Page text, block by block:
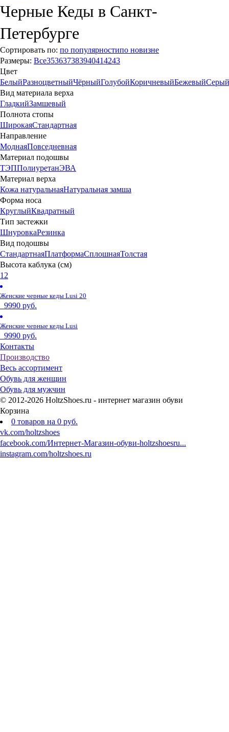
Черные Кеды в Санкт-
Петербурге
Сортировать по: по популярностипо новизне
Размеры: Все353637383940414243
Цвет
БелыйРазноцветныйЧёрныйГолубойКоричневыйБежевыйСерый
Вид материала верха
ГладкийЗамшевый
Полнота стопы
ШирокаяСтандартная
Направление
МоднаяПовседневная
Материал подошвы
ТЭППолиуретанЭВА
Материал верха
Кожа натуральнаяНатуральная замша
Форма носа
КруглыйКвадратный
Тип застежки
ШнуровкаРезинка
Вид подошвы
СтандартнаяПлатформаСплошнаяТолстая
Высота каблука (см)
1 2
Женские черные кеды Lusi 20
9990 руб.
Женские черные кеды Lusi
9990 руб.
Контакты
Производство
Весь ассортимент
Обувь для женщин
Обувь для мужчин
© 2012-2026 HoltzShoes.ru - интернет магазин обуви
Корзина
0 товаров на 0 руб.
vk.com/holtzshoes
facebook.com/Интернет-Магазин-обуви-holtzshoesru...
instagram.com/holtzshoes.ru